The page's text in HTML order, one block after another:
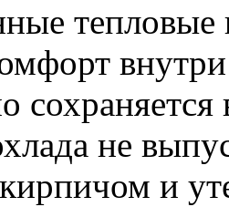
тепловые
не
и